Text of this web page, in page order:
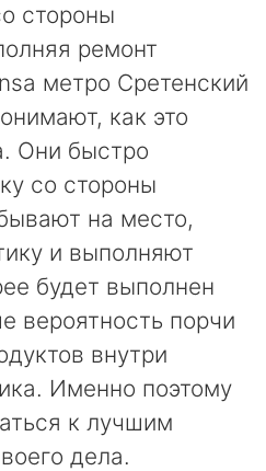
стороны
ремонт
метро Сретенский
как это
Они быстро
со стороны
на место,
и выполняют
будет выполнен
вероятность порчи
внутри
Именно поэтому
к лучшим
дела.